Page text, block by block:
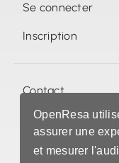
OpenResa
assurer une
et mesurer
Se connecter
Inscription
Contact
Photos (0)